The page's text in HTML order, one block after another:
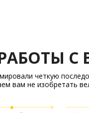
С
четкую
вам не изобретать